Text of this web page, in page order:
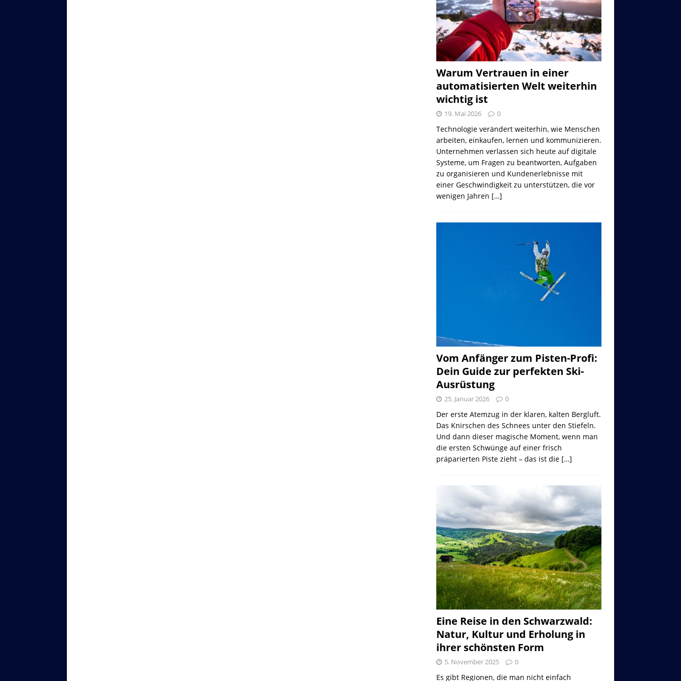
Warum Vertrauen in einer
automatisierten Welt weiterhin
wichtig ist
19. Mai 2026 0
Technologie verändert weiterhin, wie Menschen
arbeiten, einkaufen, lernen und kommunizieren.
Unternehmen verlassen sich heute auf digitale
Systeme, um Fragen zu beantworten, Aufgaben
zu organisieren und Kundenerlebnisse mit
einer Geschwindigkeit zu unterstützen, die vor
wenigen Jahren […]
Vom Anfänger zum Pisten-Profi:
Dein Guide zur perfekten Ski-
Ausrüstung
25. Januar 2026 0
Der erste Atemzug in der klaren, kalten Bergluft.
Das Knirschen des Schnees unter den Stiefeln.
Und dann dieser magische Moment, wenn man
die ersten Schwünge auf einer frisch
präparierten Piste zieht – das ist die […]
Eine Reise in den Schwarzwald:
Natur, Kultur und Erholung in
ihrer schönsten Form
5. November 2025 0
Es gibt Regionen, die man nicht einfach